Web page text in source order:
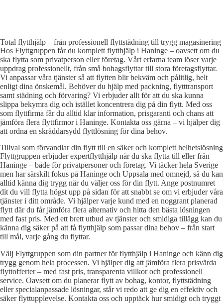
Total flytthjälp – från professionell flyttstädning till trygg magasinering
Hos Flyttgruppen får du komplett flytthjälp i Haninge – oavsett om du
ska flytta som privatperson eller företag. Vårt erfarna team löser varje
uppdrag professionellt, från små bohagsflyttar till stora företagsflyttar.
Vi anpassar våra tjänster så att flytten blir bekväm och pålitlig, helt
enligt dina önskemål. Behöver du hjälp med packning, flytttransport
samt städning och förvaring? Vi erbjuder allt för att du ska kunna
slippa bekymra dig och istället koncentrera dig på din flytt. Med oss
som flyttfirma får du alltid klar information, prisgaranti och chans att
jämföra flera flyttfirmor i Haninge. Kontakta oss gärna – vi hjälper dig
att ordna en skräddarsydd flyttlösning för dina behov.
Tillval som förvandlar din flytt till en säker och komplett helhetslösning
Flyttgruppen erbjuder expertflytthjälp när du ska flytta till eller från
Haninge – både för privatpersoner och företag. Vi täcker hela Sverige
men har särskilt fokus på Haninge och Uppsala med omnejd, så du kan
alltid känna dig trygg när du väljer oss för din flytt. Ange postnumret
dit du vill flytta högst upp på sidan för att snabbt se om vi erbjuder våra
tjänster i ditt område. Vi hjälper varje kund med en noggrant planerad
flytt där du får jämföra flera alternativ och hitta den bästa lösningen
med fast pris. Med ett brett utbud av tjänster och smidiga tillägg kan du
känna dig säker på att få flytthjälp som passar dina behov – från start
till mål, varje gång du flyttar.
Välj Flyttgruppen som din partner för flytthjälp i Haninge och känn dig
trygg genom hela processen. Vi hjälper dig att jämföra flera prisvärda
flyttofferter – med fast pris, transparenta villkor och professionell
service. Oavsett om du planerar flytt av bohag, kontor, flyttstädning
eller specialanpassade lösningar, står vi redo att ge dig en effektiv och
säker flyttupplevelse. Kontakta oss och upptäck hur smidigt och tryggt